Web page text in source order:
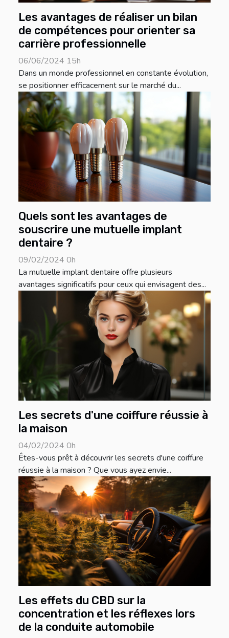
Les avantages de réaliser un bilan
de compétences pour orienter sa
carrière professionnelle
06/06/2024 15h
Dans un monde professionnel en constante évolution,
se positionner efficacement sur le marché du...
Quels sont les avantages de
souscrire une mutuelle implant
dentaire ?
09/02/2024 0h
La mutuelle implant dentaire offre plusieurs
avantages significatifs pour ceux qui envisagent des...
Les secrets d'une coiffure réussie à
la maison
04/02/2024 0h
Êtes-vous prêt à découvrir les secrets d'une coiffure
réussie à la maison ? Que vous ayez envie...
Les effets du CBD sur la
concentration et les réflexes lors
de la conduite automobile